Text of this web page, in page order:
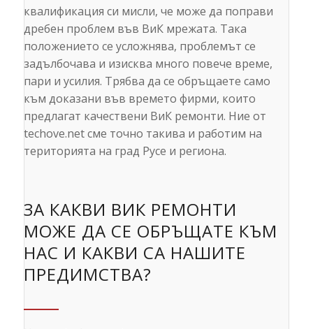
квалификация си мисли, че може да поправи
дребен проблем във ВиК мрежата. Така
положението се усложнява, проблемът се
задълбочава и изисква много повече време,
пари и усилия. Трябва да се обръщаете само
към доказани във времето фирми, които
предлагат качествени ВиК ремонти. Ние от
techove.net сме точно такива и работим на
територията на град Русе и региона.
ЗА КАКВИ ВИК РЕМОНТИ
МОЖЕ ДА СЕ ОБРЪЩАТЕ КЪМ
НАС И КАКВИ СА НАШИТЕ
ПРЕДИМСТВА?